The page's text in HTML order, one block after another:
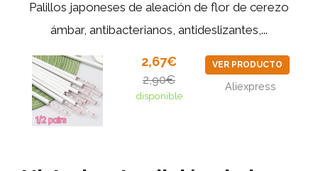
Palillos japoneses de aleación de flor de cerezo
ámbar, antibacterianos, antideslizantes,...
2,67€
2,90€
disponible
VER PRODUCTO
Aliexpress